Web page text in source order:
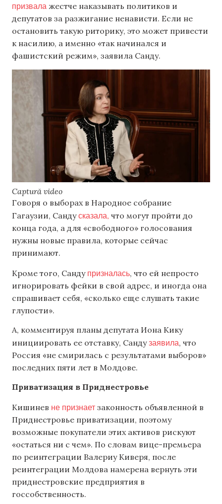
призвала жестче наказывать политиков и
депутатов за разжигание ненависти. Если не
остановить такую риторику, это может привести
к насилию, а именно «так начинался и
фашистский режим», заявила Санду.
Captură video
Говоря о выборах в Народное собрание
Гагаузии, Сандусказала, что могут пройти до
конца года, а для «свободного» голосования
нужны новые правила, которые сейчас
принимают.
Кроме того, Санду призналась, что ей непросто
игнорировать фейки в свой адрес, и иногда она
спрашивает себя, «сколько еще слушать такие
глупости».
А, комментируя планы депутата Иона Кику
инициировать ее отставку, Сандузаявила, что
Россия «не смирилась с результатами выборов»
последних пяти лет в Молдове.
Приватизация в Приднестровье
Кишинев не признает законность объявленной в
Приднестровье приватизации, поэтому
возможные покупатели этих активов рискуют
«остаться ни с чем». По словам вице-премьера
по реинтеграции Валериу Киверя, после
реинтеграции Молдова намерена вернуть эти
приднестровские предприятия в
госсобственность.